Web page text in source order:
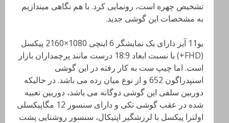
تشخیص چهره است، رونمایی کرد. با هم نگاهی میندازیم
به مشخصات این گوشی جدید.
یو11 آیز دارای یک نمایشگر 6 اینچی 1080×2160 پیکسل
(FHD+) با نسبت ابعاد 18:9 درست مانند پرچمداران بازار
است. اما چیپ ست به کار رفته در این گوشی
اسنپدراگون 652 و از نوع میان رده می باشد. در حالیکه
دوربین سلفی این گوشی دوگانه می باشد، دوربین تعبیه
شده در عقب گوشی تکی و دارای سنسور 12 مگاپیکسلی
اولترا پیکسل با لرزشگیر اپتیکال، سنسور روشنایی پشت